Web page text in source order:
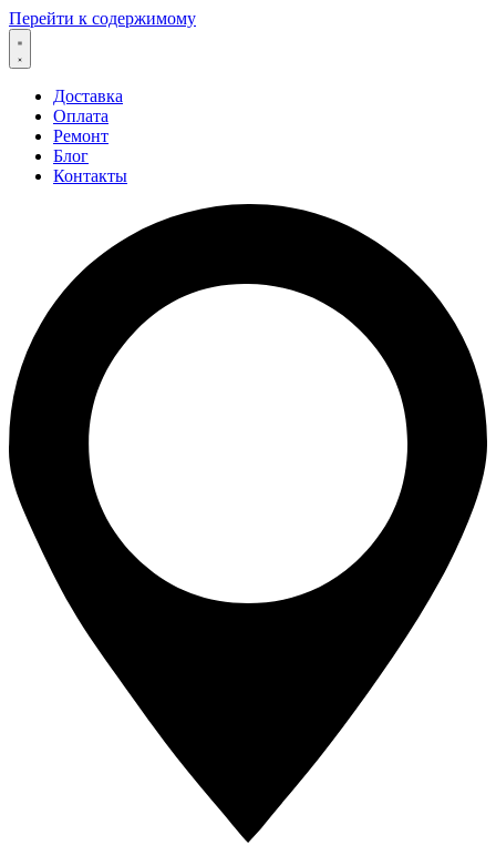
Перейти к содержимому
Доставка
Оплата
Ремонт
Блог
Контакты